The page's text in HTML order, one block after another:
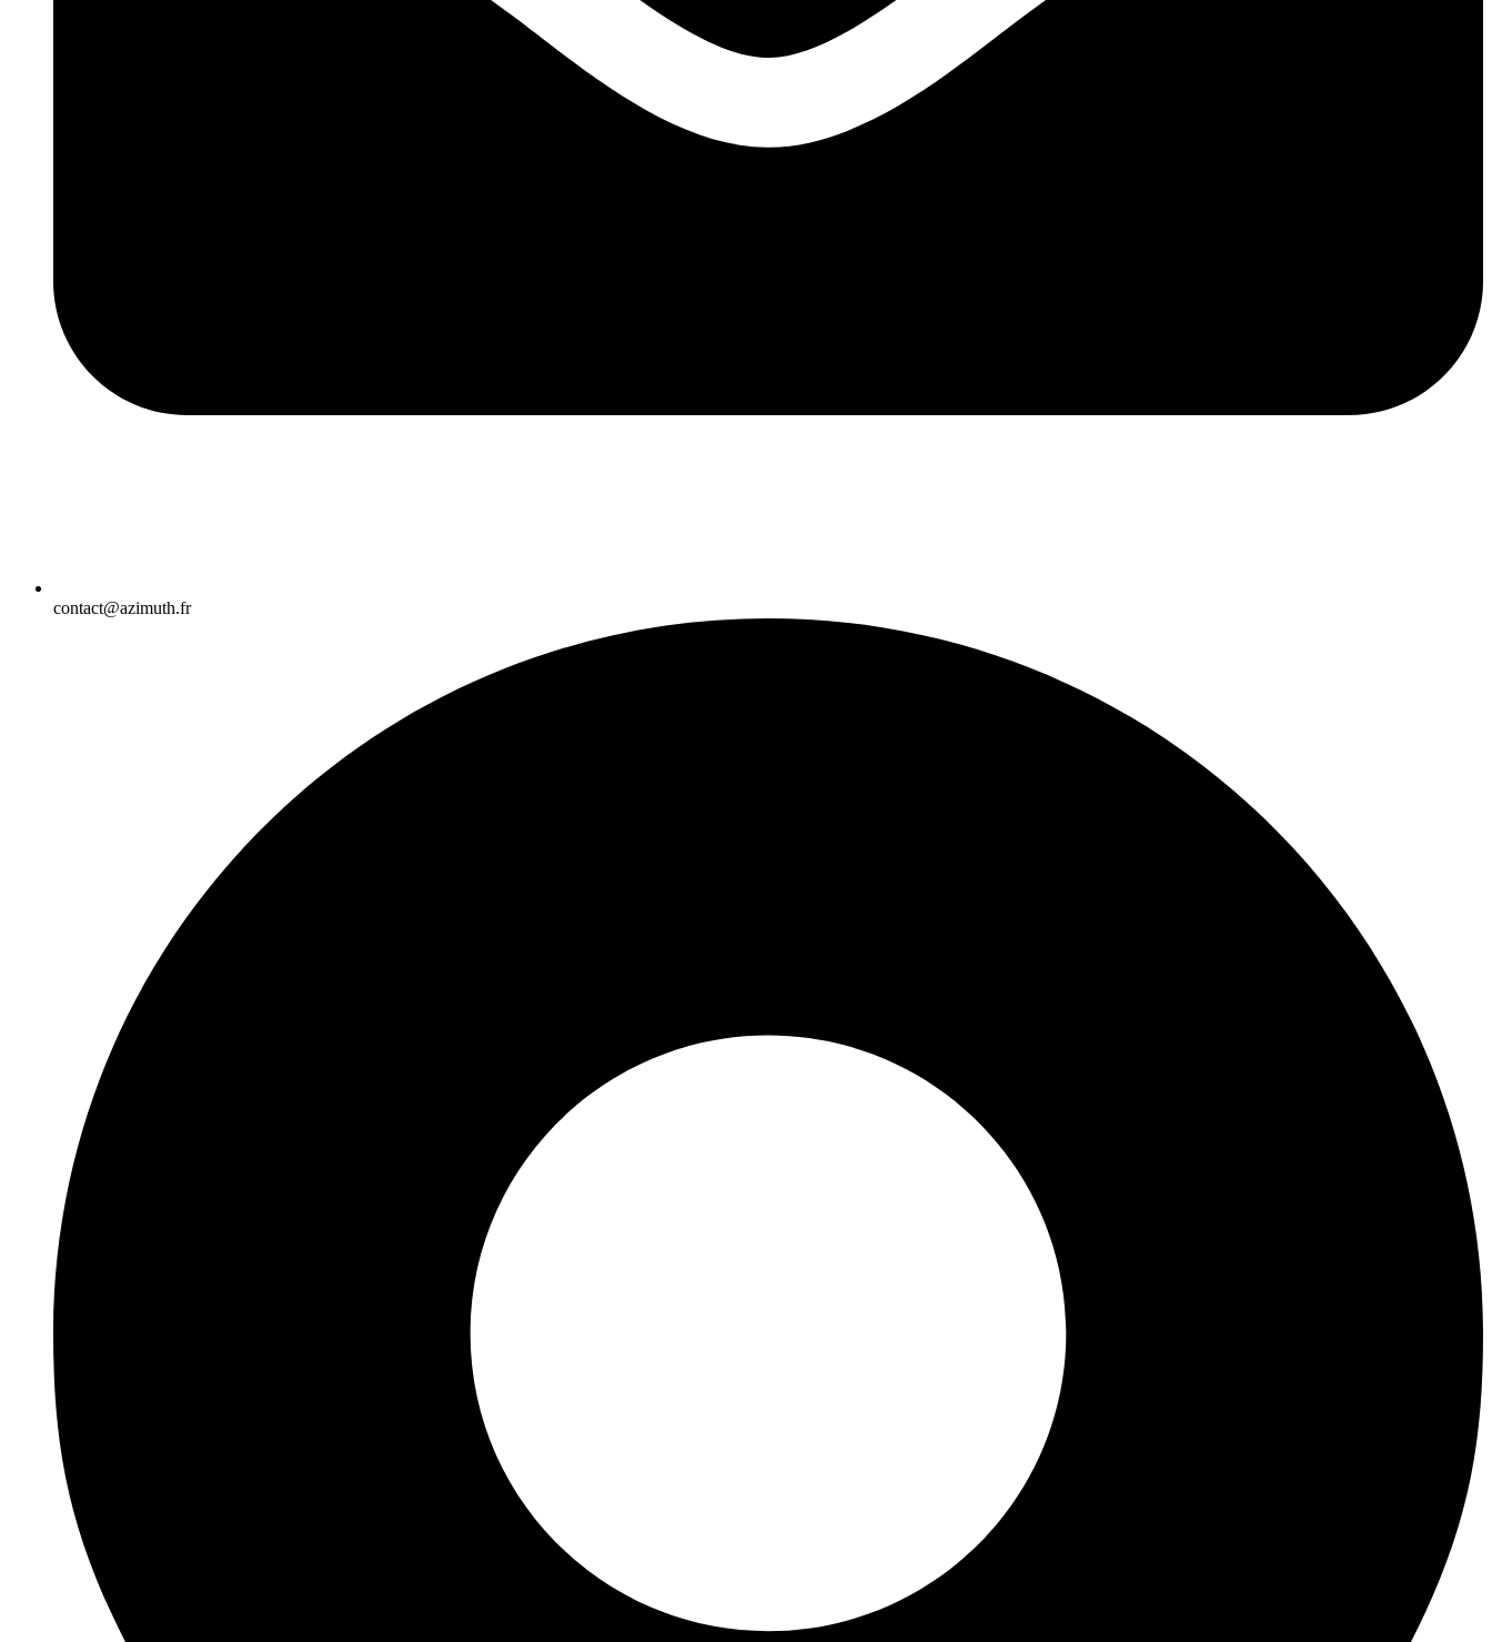
contact@azimuth.fr